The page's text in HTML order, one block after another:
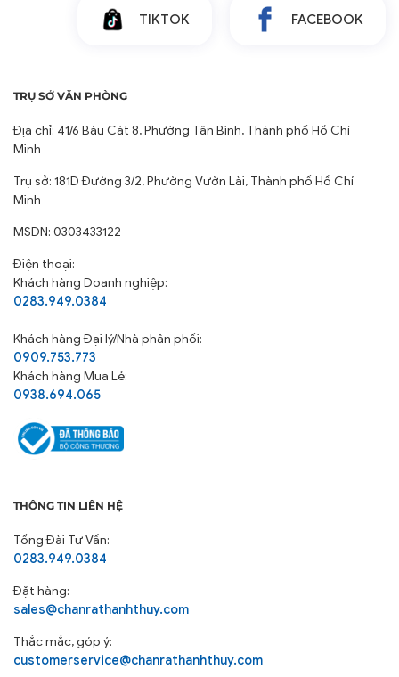
TIKTOK FACEBOOK
TRỤ SỞ VĂN PHÒNG
Địa chỉ: 41/6 Bàu Cát 8, Phường Tân Bình, Thành phố Hồ Chí
Minh
Trụ sở: 181D Đường 3/2, Phường Vườn Lài, Thành phố Hồ Chí
Minh
MSDN: 0303433122
Điện thoại:
Khách hàng Doanh nghiệp:
0283.949.0384
Khách hàngĐại lý/Nhà phân phối:
0909.753.773
Khách hàng Mua Lẻ:
0938.694.065
THÔNG TIN LIÊN HỆ
Tổng Đài Tư Vấn:
0283.949.0384
Đặt hàng:
sales@chanrathanhthuy.com
Thắc mắc, góp ý:
customerservice@chanrathanhthuy.com